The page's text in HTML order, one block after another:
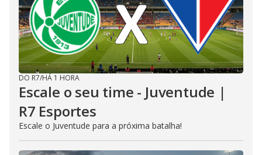
DO R7/HÁ 1 HORA
Escale o seu time - Juventude |
R7 Esportes
Escale o Juventude para a próxima batalha!